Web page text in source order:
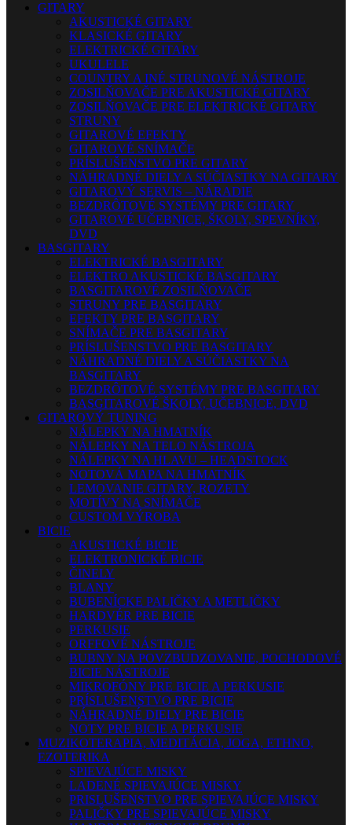
GITARY
AKUSTICKÉ GITARY
KLASICKÉ GITARY
ELEKTRICKÉ GITARY
UKULELE
COUNTRY A INÉ STRUNOVÉ NÁSTROJE
ZOSILŇOVAČE PRE AKUSTICKÉ GITARY
ZOSILŇOVAČE PRE ELEKTRICKÉ GITARY
STRUNY
GITAROVÉ EFEKTY
GITAROVÉ SNÍMAČE
PRÍSLUŠENSTVO PRE GITARY
NÁHRADNÉ DIELY A SÚČIASTKY NA GITARY
GITAROVÝ SERVIS – NÁRADIE
BEZDRÔTOVÉ SYSTÉMY PRE GITARY
GITAROVÉ UČEBNICE, ŠKOLY, SPEVNÍKY,
DVD
BASGITARY
ELEKTRICKÉ BASGITARY
ELEKTRO AKUSTICKÉ BASGITARY
BASGITAROVÉ ZOSILŇOVAČE
STRUNY PRE BASGITARY
EFEKTY PRE BASGITARY
SNÍMAČE PRE BASGITARY
PRÍSLUŠENSTVO PRE BASGITARY
NÁHRADNÉ DIELY A SÚČIASTKY NA
BASGITARY
BEZDRÔTOVÉ SYSTÉMY PRE BASGITARY
BASGITAROVÉ ŠKOLY, UČEBNICE, DVD
GITAROVÝ TUNING
NÁLEPKY NA HMATNÍK
NÁLEPKY NA TELO NÁSTROJA
NÁLEPKY NA HLAVU – HEADSTOCK
NOTOVÁ MAPA NA HMATNÍK
LEMOVANIE GITARY, ROZETY
MOTÍVY NA SNÍMAČE
CUSTOM VÝROBA
BICIE
AKUSTICKÉ BICIE
ELEKTRONICKÉ BICIE
ČINELY
BLANY
BUBENÍCKE PALIČKY A METLIČKY
HARDVÉR PRE BICIE
PERKUSIE
ORFFOVÉ NÁSTROJE
BUBNY NA POVZBUDZOVANIE, POCHODOVÉ
BICIE NÁSTROJE
MIKROFÓNY PRE BICIE A PERKUSIE
PRÍSLUŠENSTVO PRE BICIE
NÁHRADNÉ DIELY PRE BICIE
NOTY PRE BICIE A PERKUSIE
MUZIKOTERAPIA, MEDITÁCIA, JOGA, ETHNO,
EZOTERIKA
SPIEVAJÚCE MISKY
LADENÉ SPIEVAJÚCE MISKY
PRISLUŠENSTVO PRE SPIEVAJÚCE MISKY
PALIČKY PRE SPIEVAJÚCE MISKY